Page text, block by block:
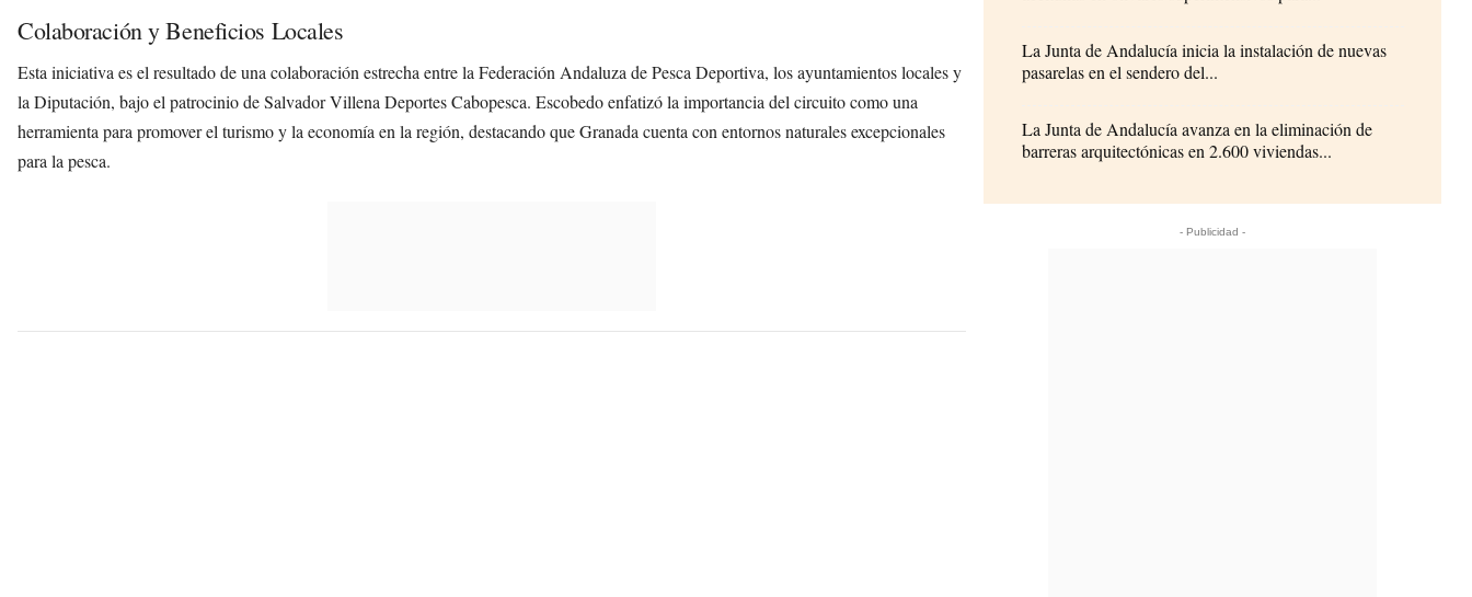
Colaboración y Beneficios Locales
Esta iniciativa es el resultado de una colaboración estrecha entre la Federación Andaluza de Pesca Deportiva, los ayuntamientos locales y
la Diputación, bajo el patrocinio de Salvador Villena Deportes Cabopesca. Escobedo enfatizó la importancia del circuito como una
herramienta para promover el turismo y la economía en la región, destacando que Granada cuenta con entornos naturales excepcionales
para la pesca.
La Junta de Andalucía inicia la instalación de nuevas
pasarelas en el sendero del...
La Junta de Andalucía avanza en la eliminación de
barreras arquitectónicas en 2.600 viviendas...
- Publicidad -